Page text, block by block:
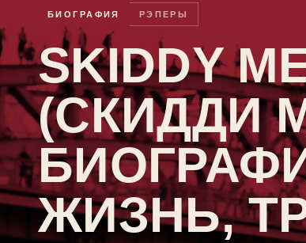
БИОГРАФИЯ РЭПЕРЫ
SKIDDY
(СКИДДИ
ЖИЗНЬ,